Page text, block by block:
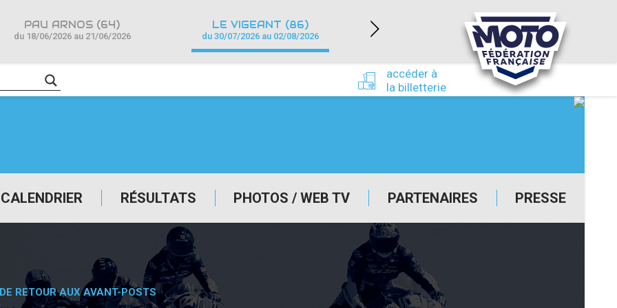
CALENDRIER RÉSULTATS PHOTOS / WEB TV PARTENAIRES PRESSE
accéder à
la billetterie
PAU ARNOS (64)
du 18/06/2026 au 21/06/2026
LE VIGEANT (86)
du 30/07/2026 au 02/08/2026
NEVERS MAGNY-COURS (58)
du 24/09/2026 au 27/09/2026
RETOUR AUX AVANT-POSTS